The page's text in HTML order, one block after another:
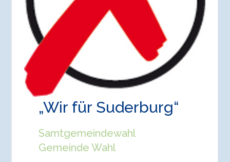
„Wir für Suderburg“
Samtgemeindewahl
Gemeinde Wahl